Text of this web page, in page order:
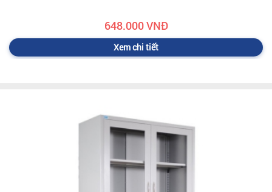
648.000 VNĐ
Xem chi tiết